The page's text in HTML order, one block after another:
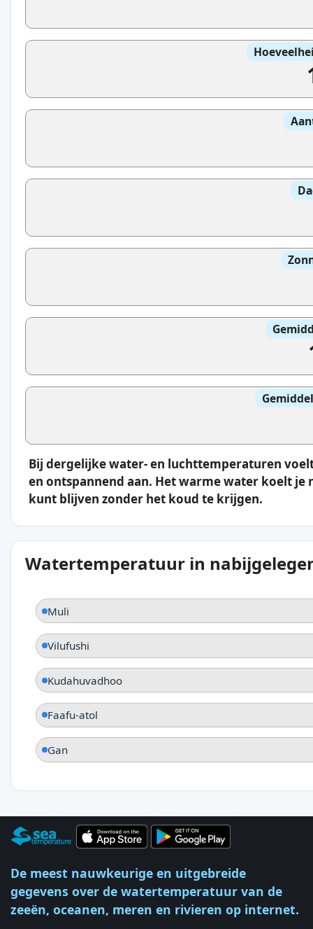
Bij dergelijke water- en luchttemperaturen
en ontspannend aan. Het warme water koelt
kunt blijven zonder het koud te krijgen.
Watertemperatuur in
Muli
Vilufushi
Kudahuvadhoo
Faafu-atol
Gan
De meest nauwkeurige en uitgebreide
gegevens over de watertemperatuur van de
zeeën, oceanen, meren en rivieren op internet.